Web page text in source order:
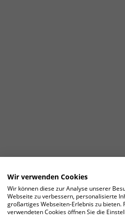
Wir verwenden Cookies
Wir können diese zur Analyse unserer
Webseite zu verbessern, personalisierte
großartiges Webseiten-Erlebnis zu
verwendeten Cookies öffnen Sie die